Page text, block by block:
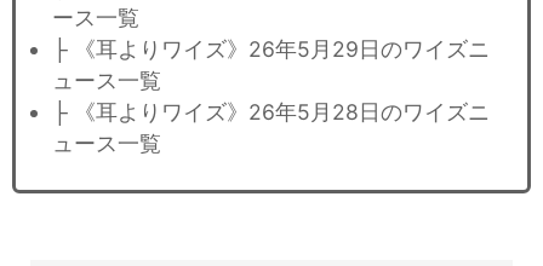
ース一覧
├ 《耳よりワイズ》26年5月29日のワイズニ
ュース一覧
├ 《耳よりワイズ》26年5月28日のワイズニ
ュース一覧